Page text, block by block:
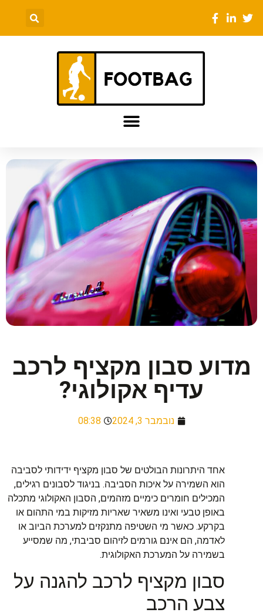
מדוע סבון מקציף לרכב
עדיף אקולוגי?
נובמבר 3, 2024 08:38
אחד היתרונות הבולטים של סבון מקציף ידידותי לסביבה
הוא השמירה על איכות הסביבה. בניגוד לסבונים רגילים,
המכילים חומרים כימיים מזהמים, הסבון האקולוגי מתכלה
באופן טבעי ואינו משאיר שאריות מזיקות במי התהום או
בקרקע. כאשר מי השטיפה מתנקזים למערכת הביוב או
לאדמה, הם אינם גורמים לזיהום סביבתי, מה שמסייע
בשמירה על המערכת האקולוגית.
סבון מקציף לרכב להגנה על
צבע הרכב